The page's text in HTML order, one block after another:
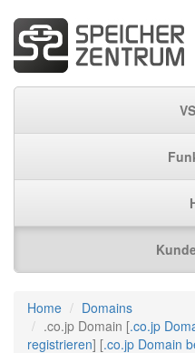
Home
Domains
.co.jp Domain [.co.jp
registrieren] [.co.jp Domain